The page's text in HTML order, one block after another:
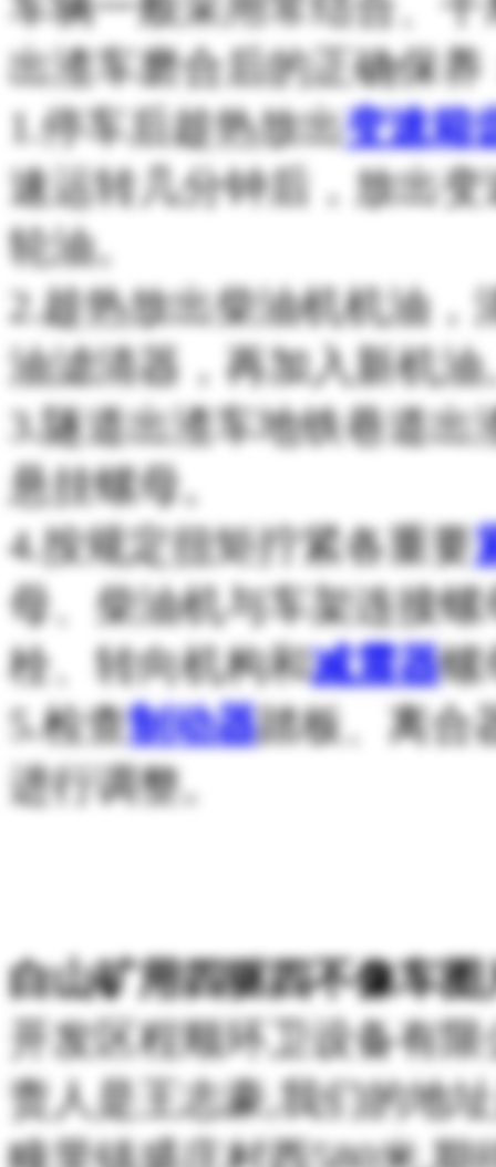
出渣车磨合后的正确保养
1.停车后趁热放出变速箱
速运转几分钟后，放出
轮油。
2.趁热放出柴油机机油
油滤清器，再加入新机油
3.隧道出渣车地铁巷道
悬挂螺母。
4.按规定扭矩拧紧各重要
母、柴油机与车架连接
栓、转向机构和减震器螺
5.检查制动器踏板、离合
进行调整。
白山矿用四驱四不像车
开发区程顺环卫设备有
责人是王志豪,我们的地